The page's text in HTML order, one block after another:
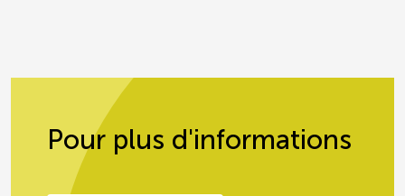
Pour plus d'informations